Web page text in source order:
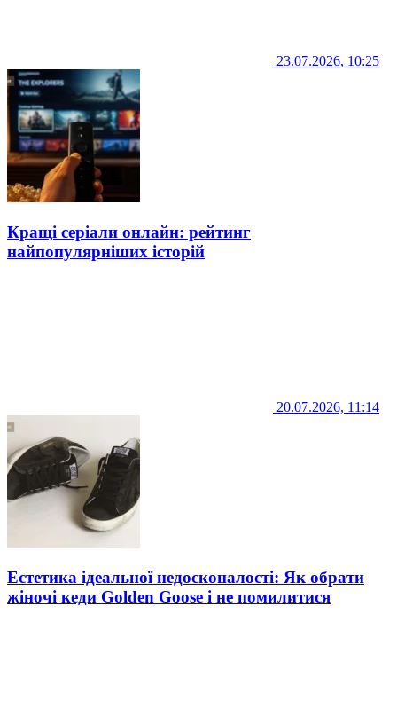
23.07.2026, 10:25
Кращі серіали онлайн: рейтинг
найпопулярніших історій
20.07.2026, 11:14
Естетика ідеальної недосконалості: Як обрати
жіночі кеди Golden Goose і не помилитися